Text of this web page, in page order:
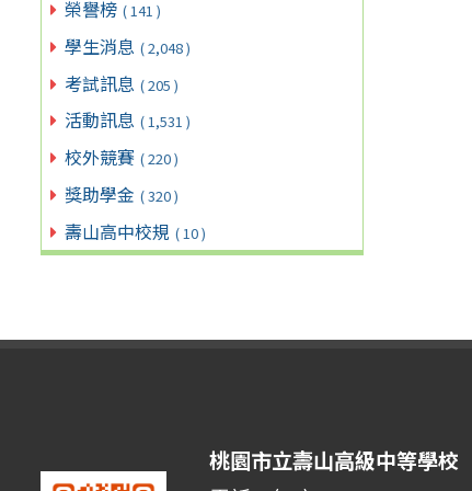
榮譽榜 ( 141 )
學生消息 ( 2,048 )
考試訊息 ( 205 )
活動訊息 ( 1,531 )
校外競賽 ( 220 )
獎助學金 ( 320 )
壽山高中校規 ( 10 )
桃園市立壽山高級中等學校